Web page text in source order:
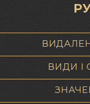
ВИДИ І